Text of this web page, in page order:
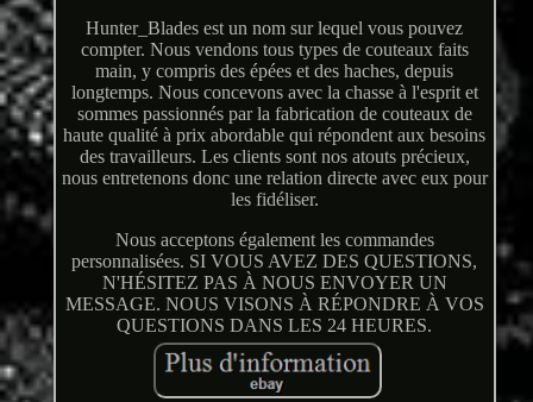
Hunter_Blades est un nom sur lequel vous pouvez
compter. Nous vendons tous types de couteaux faits
main, y compris des épées et des haches, depuis
longtemps. Nous concevons avec la chasse à l'esprit et
sommes passionnés par la fabrication de couteaux de
haute qualité à prix abordable qui répondent aux besoins
des travailleurs. Les clients sont nos atouts précieux,
nous entretenons donc une relation directe avec eux pour
les fidéliser.
Nous acceptons également les commandes
personnalisées. SI VOUS AVEZ DES QUESTIONS,
N'HÉSITEZ PAS À NOUS ENVOYER UN
MESSAGE. NOUS VISONS À RÉPONDRE À VOS
QUESTIONS DANS LES 24 HEURES.